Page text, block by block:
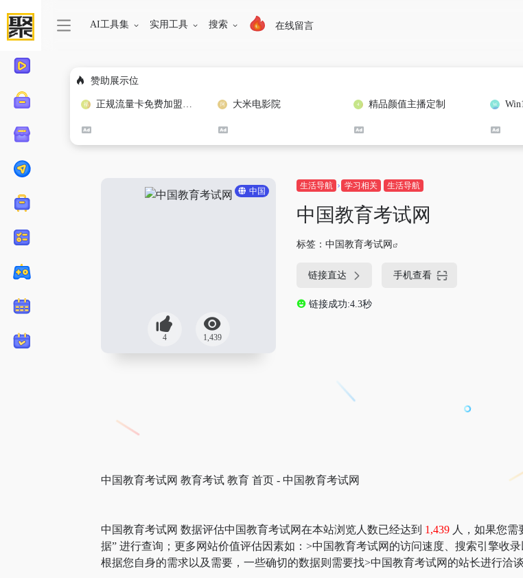
AI工具集 实用工具 搜索 在线留言
赞助展示位
正规流量卡免费加盟合作 大米电影院 精品颜值主播定制
中国
4 1,439
生活导航 学习相关 生活导航
中国教育考试网
标签： 中国教育考试网
链接直达 手机查看
链接成功:4.3秒
中国教育考试网 教育考试 教育 首页 - 中国教育考试网
中国教育考试网 数据评估中国教育考试网在本站浏览人数已经达到 1,439 人，如果您需
据” 进行查询；更多网站价值评估因素如：>中国教育考试网的访问速度、搜索引擎收
根据您自身的需求以及需要，一些确切的数据则需要找>中国教育考试网的站长进行洽